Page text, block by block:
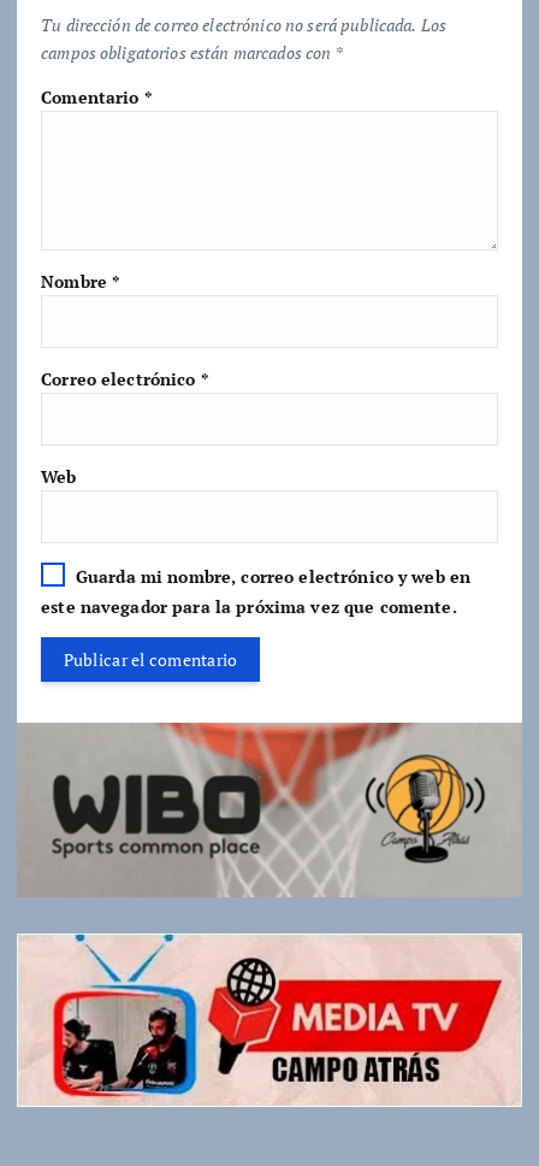
Tu dirección de correo electrónico no será publicada. Los
campos obligatorios están marcados con *
Comentario *
Nombre*
Correo electrónico *
Web
Guarda mi nombre, correo electrónico y web en
este navegador para la próxima vez que comente.